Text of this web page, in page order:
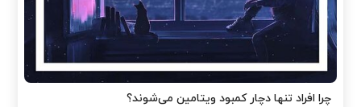
چرا افراد تنها دچار کمبود ویتامین می‌شوند؟